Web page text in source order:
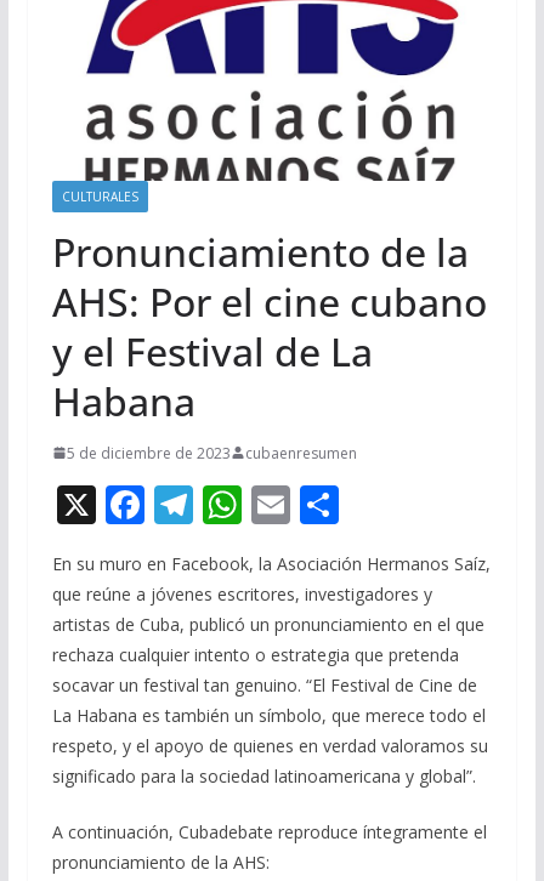
CULTURALES
Pronunciamiento de la
AHS: Por el cine cubano
y el Festival de La
Habana
5 de diciembre de 2023 cubaenresumen
X F
e
b
o
o
k
T
el
e
gr
a
m
W
h
at
s
A
p
p
E
ai
l
C
o
m
p
ar
ti
r
En su muro en Facebook, la Asociación Hermanos Saíz,
que reúne a jóvenes escritores, investigadores y
artistas de Cuba, publicó un pronunciamiento en el que
rechaza cualquier intento o estrategia que pretenda
socavar un festival tan genuino. “El Festival de Cine de
La Habana es también un símbolo, que merece todo el
respeto, y el apoyo de quienes en verdad valoramos su
significado para la sociedad latinoamericana y global”.
A continuación, Cubadebate reproduce íntegramente el
pronunciamiento de la AHS: